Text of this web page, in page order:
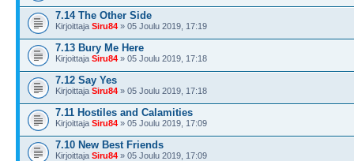
7.14 The Other Side
Kirjoittaja Siru84 » 05 Joulu 2019, 17:19
7.13 Bury Me Here
Kirjoittaja Siru84 » 05 Joulu 2019, 17:18
7.12 Say Yes
Kirjoittaja Siru84 » 05 Joulu 2019, 17:18
7.11 Hostiles and Calamities
Kirjoittaja Siru84 » 05 Joulu 2019, 17:09
7.10 New Best Friends
Kirjoittaja Siru84 » 05 Joulu 2019, 17:09